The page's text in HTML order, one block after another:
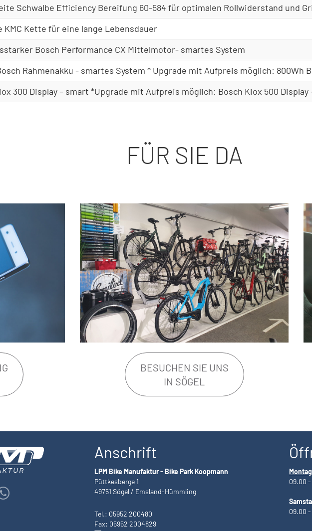
Schwalbe Efficiency Bereifung 60-584 für optimalen Rollwiderstand und
Kette für eine lange Lebensdauer
Bosch Performance CX Mittelmotor- smartes System
Rahmenakku - smartes System * Upgrade mit Aufpreis möglich: 800Wh
300 Display – smart *Upgrade mit Aufpreis möglich: Bosch Kiox 500 Display
FÜR SIE DA
BESUCHEN SIE UNS
IN SÖGEL
Anschrift
LPM Bike Manufaktur - Bike Park Koopmann
Püttkesberge 1
49751 Sögel / Emsland-Hümmling
Tel.: 05952 200480
Fax: 05952 2004829
09.00 -
09.00 -